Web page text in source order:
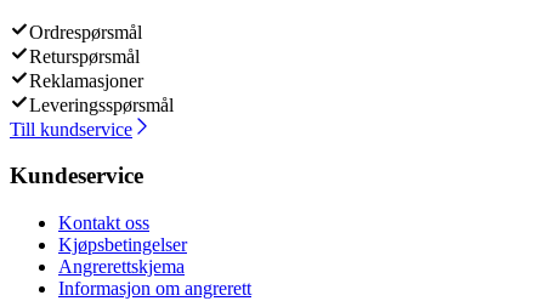
Ordrespørsmål
Returspørsmål
Reklamasjoner
Leveringsspørsmål
Till kundservice
Kundeservice
Kontakt oss
Kjøpsbetingelser
Angrerettskjema
Informasjon om angrerett